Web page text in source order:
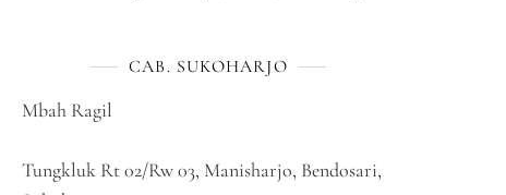
CAB. SUKOHARJO
Mbah Ragil
Tungkluk Rt 02/Rw 03, Manisharjo, Bendosari,